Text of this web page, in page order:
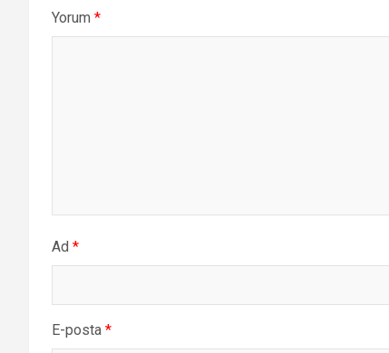
Yorum *
Ad *
E-posta *